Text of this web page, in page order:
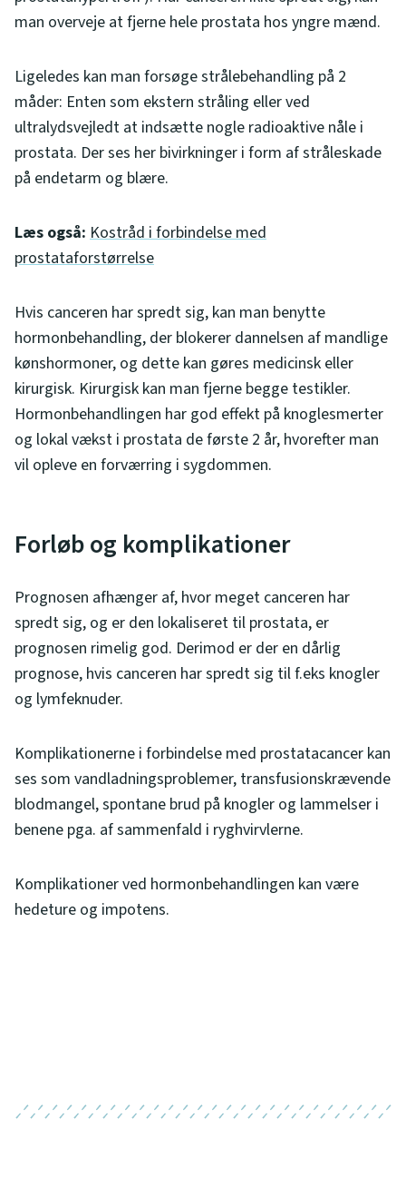
man overveje at fjerne hele prostata hos yngre mænd.
Ligeledes kan man forsøge strålebehandling på 2
måder: Enten som ekstern stråling eller ved
ultralydsvejledt at indsætte nogle radioaktive nåle i
prostata. Der ses her bivirkninger i form af stråleskade
på endetarm og blære.
Læs også: Kostråd i forbindelse med
prostataforstørrelse
Hvis canceren har spredt sig, kan man benytte
hormonbehandling, der blokerer dannelsen af mandlige
kønshormoner, og dette kan gøres medicinsk eller
kirurgisk. Kirurgisk kan man fjerne begge testikler.
Hormonbehandlingen har god effekt på knoglesmerter
og lokal vækst i prostata de første 2 år, hvorefter man
vil opleve en forværring i sygdommen.
Forløb og komplikationer
Prognosen afhænger af, hvor meget canceren har
spredt sig, og er den lokaliseret til prostata, er
prognosen rimelig god. Derimod er der en dårlig
prognose, hvis canceren har spredt sig til f.eks knogler
og lymfeknuder.
Komplikationerne i forbindelse med prostatacancer kan
ses som vandladningsproblemer, transfusionskrævende
blodmangel, spontane brud på knogler og lammelser i
benene pga. af sammenfald i ryghvirvlerne.
Komplikationer ved hormonbehandlingen kan være
hedeture og impotens.